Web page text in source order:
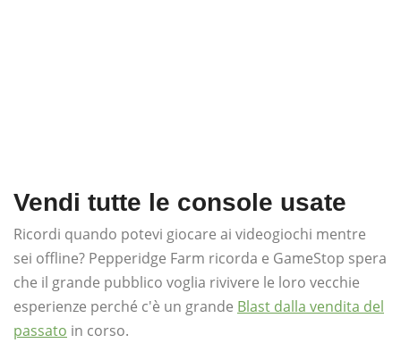
Vendi tutte le console usate
Ricordi quando potevi giocare ai videogiochi mentre
sei offline? Pepperidge Farm ricorda e GameStop spera
che il grande pubblico voglia rivivere le loro vecchie
esperienze perché c'è un grande Blast dalla vendita del
passato in corso.